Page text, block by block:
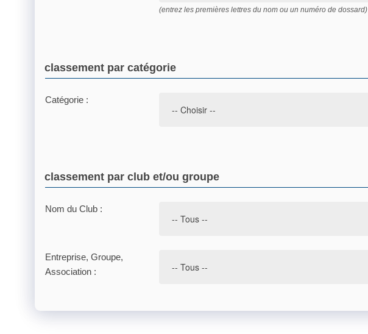
(entrez les premières lettres du nom ou un numéro de dossard)
classement par catégorie
Catégorie :
classement par club et/ou groupe
Nom du Club :
Entreprise, Groupe,
Association :